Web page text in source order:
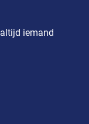
iemand